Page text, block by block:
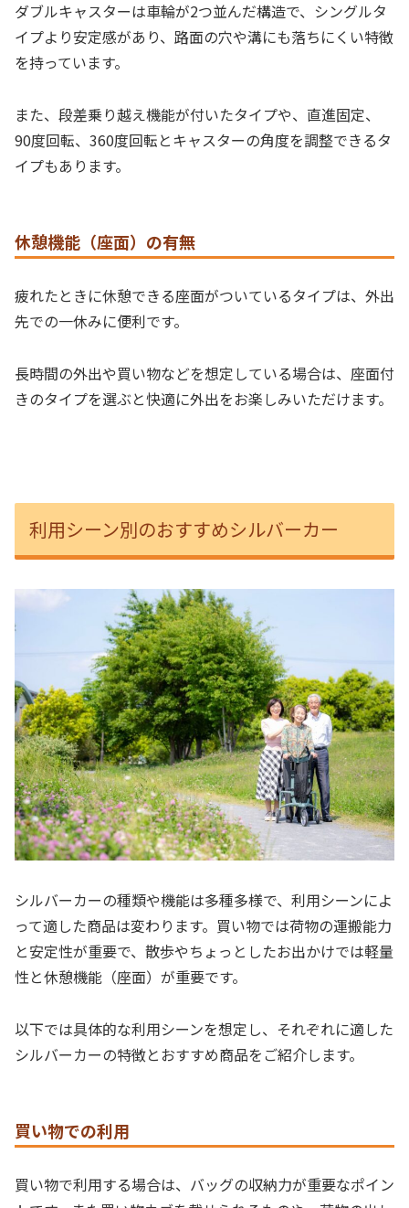
ダブルキャスターは車輪が2つ並んだ構造で、シングルタ
イプより安定感があり、路面の穴や溝にも落ちにくい特徴
を持っています。
また、段差乗り越え機能が付いたタイプや、直進固定、
90度回転、360度回転とキャスターの角度を調整できるタ
イプもあります。
休憩機能（座面）の有無
疲れたときに休憩できる座面がついているタイプは、外出
先での一休みに便利です。
長時間の外出や買い物などを想定している場合は、座面付
きのタイプを選ぶと快適に外出をお楽しみいただけます。
利用シーン別のおすすめシルバーカー
シルバーカーの種類や機能は多種多様で、利用シーンによ
って適した商品は変わります。買い物では荷物の運搬能力
と安定性が重要で、散歩やちょっとしたお出かけでは軽量
性と休憩機能（座面）が重要です。
以下では具体的な利用シーンを想定し、それぞれに適した
シルバーカーの特徴とおすすめ商品をご紹介します。
買い物での利用
買い物で利用する場合は、バッグの収納力が重要なポイン